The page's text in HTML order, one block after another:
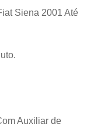
Siena 2001 Até
Auxiliar de